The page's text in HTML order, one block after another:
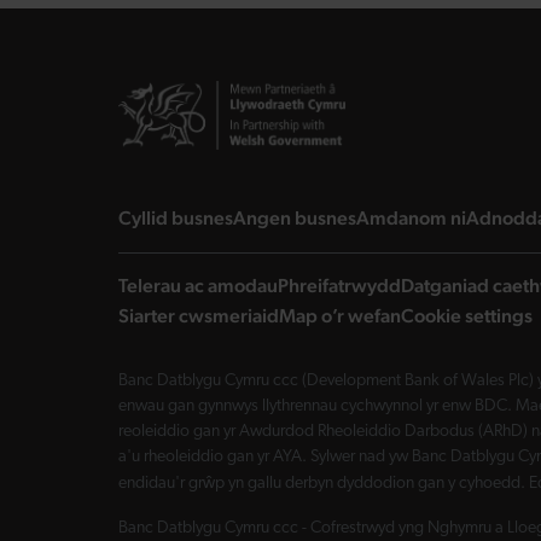
Cyllid busneslanding page
Angen busneslanding page
Amdanom nilanding
Telerau ac amodauPhreifatrwyddDatganiad
Siarter cwsmeriaidMap o’r wefanCookie settings
Banc Datblygu Cymru ccc (Development Bank of Wales
enwau gan gynnwys llythrennau cychwynnol yr enw BDC.
reoleiddio gan yr Awdurdod Rheoleiddio Darbodus (ARhD)
a'u rheoleiddio gan yr AYA. Sylwer nad yw Banc Datblygu
endidau'r grŵp yn gallu derbyn dyddodion gan y cyhoedd.
Banc Datblygu Cymru ccc - Cofrestrwyd yng Nghymru a